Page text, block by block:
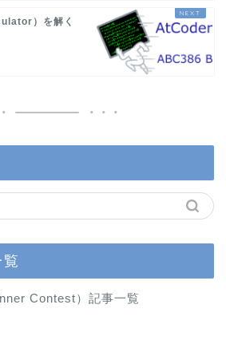
）を解く
Contest）記事一覧